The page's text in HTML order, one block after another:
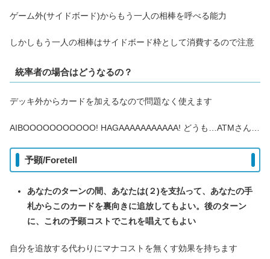
ゲーム外(サイドボード)からもう一人の相棒を呼べる能力
しかしもう一人の相棒はサイドボード枠として消費するので注意
統率者の場合はどうなるの？
デッキ外からカードを加えるなので問題なく使えます
AIBOOOOOOOOOOO! HAGAAAAAAAAAAA! どうも…ATMさん…
予顕/Foretell
あなたのターンの間、あなたは(２)を支払って、あなたの手
札からこのカードを裏向きに追放してもよい。後のターン
に、これの予顕コストでこれを唱えてもよい
自分を追放する代わりにマナコストを無くす効果を持ちます